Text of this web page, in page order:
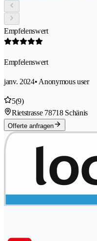
Empfelenswert
Empfelenswert
janv. 2024• Anonymous user
5(9)
Rietstrasse 78718 Schänis
Offerte anfragen